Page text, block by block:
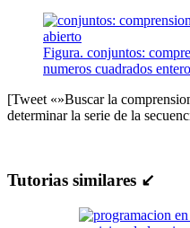
Figura. conjuntos:
numeros cuadrados
[Tweet «»Buscar la
determinar la serie de la
Tutorias similares ↙